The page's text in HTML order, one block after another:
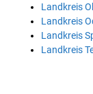
Landkreis
Landkreis
Landkreis
Landkreis